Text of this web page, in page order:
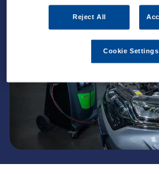
Reject All
Cookie Settings